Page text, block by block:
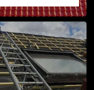
Peinture sur tuile
40